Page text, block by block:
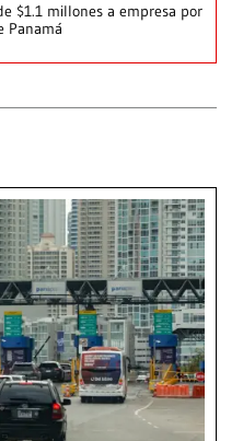
$1.1 millones a empresa por
Panamá